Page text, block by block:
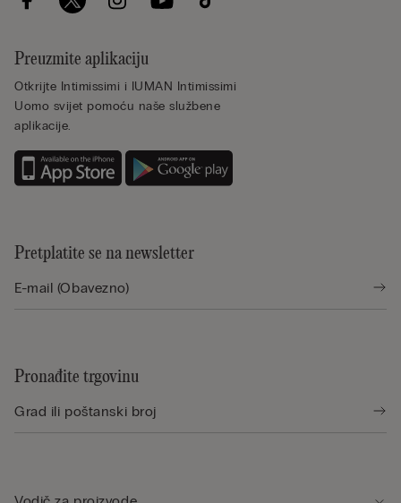
Preuzmite aplikaciju
Otkrijte Intimissimi i IUMAN Intimissimi
Uomo svijet pomoću naše službene
aplikacije.
Pretplatite se na newsletter
Pronađite trgovinu